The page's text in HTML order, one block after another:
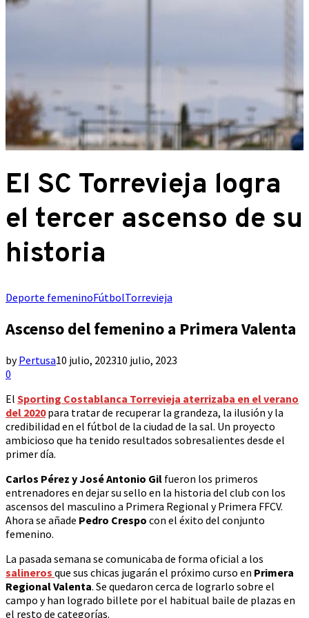
El SC Torrevieja logra
el tercer ascenso de su
historia
Deporte femeninoFútbolTorrevieja
Ascenso del femenino a Primera Valenta
byPertusa10 julio, 202310 julio, 2023
0
El Sporting Costablanca Torrevieja aterrizaba en el verano
del 2020para tratar de recuperar la grandeza, la ilusión y la
credibilidad en el fútbol de la ciudad de la sal. Un proyecto
ambicioso que ha tenido resultados sobresalientes desde el
primer día.
Carlos Pérez y José Antonio Gil fueron los primeros
entrenadores en dejar su sello en la historia del club con los
ascensos del masculino a Primera Regional y Primera FFCV.
Ahora se añade Pedro Crespo con el éxito del conjunto
femenino.
La pasada semana se comunicaba de forma oficial a los
salineros que sus chicas jugarán el próximo curso en Primera
Regional Valenta. Se quedaron cerca de lograrlo sobre el
campo y han logrado billete por el habitual baile de plazas en
el resto de categorías.